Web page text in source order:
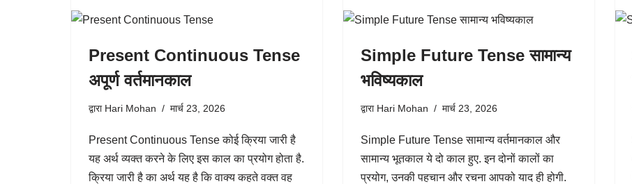
Present Continuous Tense
अपूर्ण वर्तमानकाल
द्वारा Hari Mohan मार्च 23, 2026
Present Continuous Tense कोई क्रिया जारी है
यह अर्थ व्यक्त करने के लिए इस काल का प्रयोग होता है.
क्रिया जारी है का अर्थ यह है कि वाक्य कहते वक्त वह
Simple Future Tense सामान्य
भविष्यकाल
द्वारा Hari Mohan मार्च 23, 2026
Simple Future Tense सामान्य वर्तमानकाल और
सामान्य भूतकाल ये दो काल हुए. इन दोनों कालों का
प्रयोग, उनकी पहचान और रचना आपको याद ही होगी.